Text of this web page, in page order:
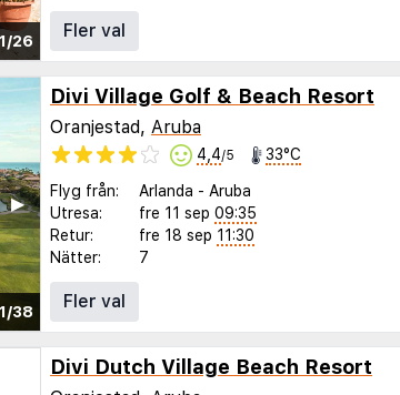
1/26
Fler val
1/38
▶︎
Divi Village Golf & Beach Resort
Oranjestad, Aruba
4,4/5 33°C
Flyg från: Arlanda - Aruba
Utresa:
fre 11 sep 09:35
Retur:
fre 18 sep 11:30
Nätter:
7
Fler val
Divi Dutch Village Beach Resort